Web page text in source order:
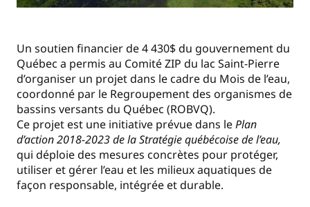
Un soutien financier de 4 430$ du gouvernement du
Québec a permis au Comité ZIP du lac Saint-Pierre
d’organiser un projet dans le cadre du Mois de l’eau,
coordonné par le Regroupement des organismes de
bassins versants du Québec (ROBVQ).
Ce projet est une initiative prévue dans lePlan
d’action 2018-2023 de la Stratégie québécoise de l’eau,
qui déploie des mesures concrètes pour protéger,
utiliser et gérer l’eau et les milieux aquatiques de
façon responsable, intégrée et durable.